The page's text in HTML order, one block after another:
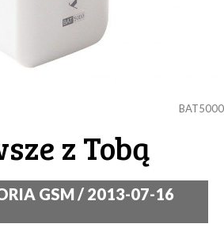
BAT5000
z Tobą
GSM / 2013-07-16